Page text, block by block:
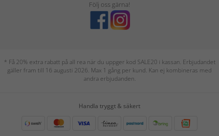
Följ oss gärna!
* Få 20% extra rabatt på all rea när du uppger kod SALE20 i kassan. Erbjudandet
gäller fram till 16 augusti 2026. Max 1 gång per kund. Kan ej kombineras med
andra erbjudanden.
Handla tryggt & säkert